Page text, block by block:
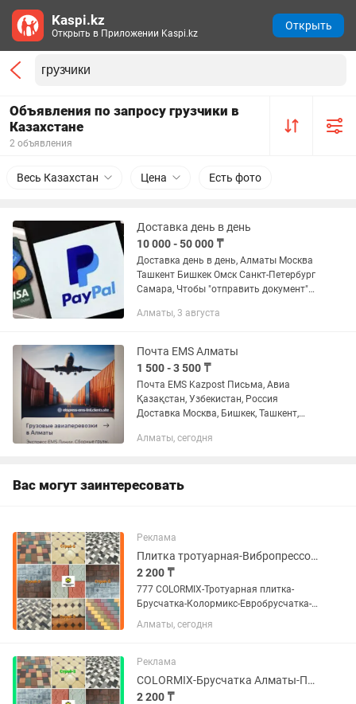
Объявления по запросу грузчики в
Казахстане
2 объявления
Весь Казахстан Цена Есть фото
Доставка день в день
10 000 - 50 000 ₸
Доставка день в день, Алматы Москва
Ташкент Бишкек Омск Санкт-Петербург
Самара, Чтобы "отправить документ"
оплаты PayPal, вам нужно либо
Алматы, 3 августа
Почта EMS Алматы
1 500 - 3 500 ₸
Почта EMS Kazpost Письма, Авиа
Қазақстан, Узбекистан, Россия
Доставка Москва, Бишкек, Ташкент,
Китай экспресс доставкой по Миру
Алматы, сегодня
Вас могут заинтересовать
Реклама
Плитка тротуарная-Вибропрессованная брусчатка-COLORMIX
2 200 ₸
777 COLORMIX-Тротуарная плитка-
Брусчатка-Колормикс-Евробрусчатка-
Брусчатка Алматы-Плитка тротуарная-
Брусчатка Алматы завод Если Вы не
нам на номер Билайн, мы...
Алматы, сегодня
Реклама
COLORMIX-Брусчатка Алматы-Плитка тротуарная в Алматы
2 200 ₸
Kaspi.kz
Открыть в Приложении Kaspi.kz
Открыть